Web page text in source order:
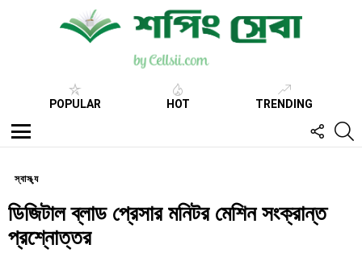
POPULAR HOT TRENDING
Menu
US
স্বাস্থ্য
ডিজিটাল ব্লাড প্রেসার মনিটর মেশিন সংক্রান্ত
প্রশ্নোত্তর